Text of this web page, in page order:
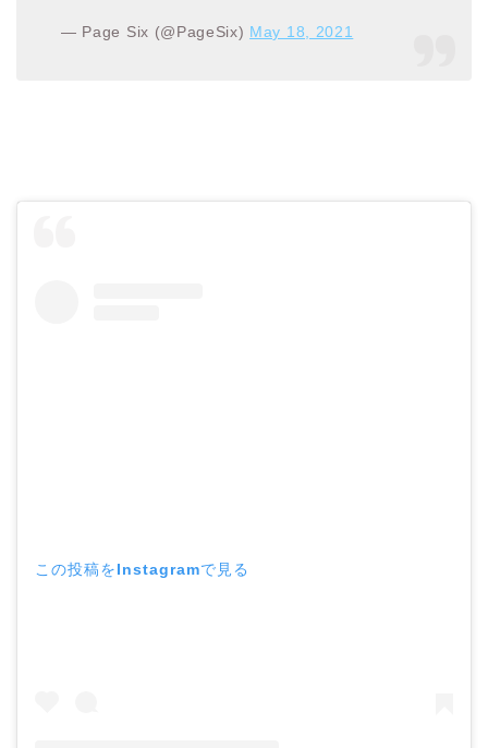
— Page Six (@PageSix) May 18, 2021
この投稿をInstagramで見る